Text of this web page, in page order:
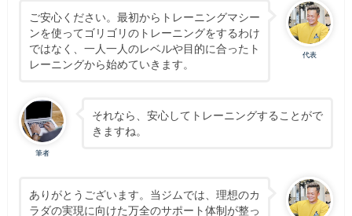
代表
ご安心ください。最初からトレーニングマシー
ンを使ってゴリゴリのトレーニングをするわけ
ではなく、一人一人のレベルや目的に合ったト
レーニングから始めていきます。
筆者
それなら、安心してトレーニングすることがで
きますね。
ありがとうございます。当ジムでは、理想のカ
ラダの実現に向けた万全のサポート体制が整っ